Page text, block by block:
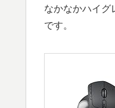
なかなかハイグ
です。